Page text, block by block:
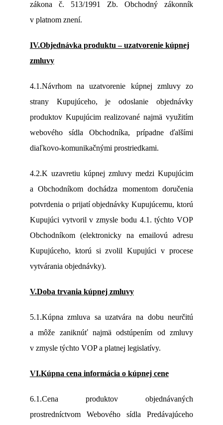
zákona č. 513/1991 Zb. Obchodný zákonník
v platnom znení.
IV.Objednávka produktu – uzatvorenie kúpnej
zmluvy
4.1.Návrhom na uzatvorenie kúpnej zmluvy zo
strany Kupujúceho, je odoslanie objednávky
produktov Kupujúcim realizované najmä využitím
webového sídla Obchodníka, prípadne ďalšími
diaľkovo-komunikačnými prostriedkami.
4.2.K uzavretiu kúpnej zmluvy medzi Kupujúcim
a Obchodníkom dochádza momentom doručenia
potvrdenia o prijatí objednávky Kupujúcemu, ktorú
Kupujúci vytvoril v zmysle bodu 4.1. týchto VOP
Obchodníkom (elektronicky na emailovú adresu
Kupujúceho, ktorú si zvolil Kupujúci v procese
vytvárania objednávky).
V.Doba trvania kúpnej zmluvy
5.1.Kúpna zmluva sa uzatvára na dobu neurčitú
a môže zaniknúť najmä odstúpením od zmluvy
v zmysle týchto VOP a platnej legislatívy.
VI.Kúpna cena informácia o kúpnej cene
6.1.Cena produktov objednávaných
prostredníctvom Webového sídla Predávajúceho